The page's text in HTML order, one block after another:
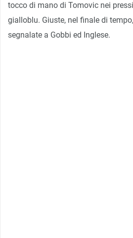
tocco di mano di Tomovic nei
gialloblu. Giuste, nel finale di
segnalate a Gobbi ed Inglese.